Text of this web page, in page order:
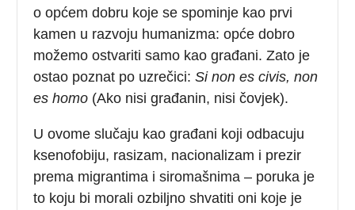
o općem dobru koje se spominje kao prvi
kamen u razvoju humanizma: opće dobro
možemo ostvariti samo kao građani. Zato je
ostao poznat po uzrečici:Si non es civis, non
es homo (Ako nisi građanin, nisi čovjek).
U ovome slučaju kao građani koji odbacuju
ksenofobiju, rasizam, nacionalizam i prezir
prema migrantima i siromašnima – poruka je
to koju bi morali ozbiljno shvatiti oni koje je